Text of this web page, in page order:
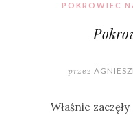
POKROWIEC
przez
Właśnie